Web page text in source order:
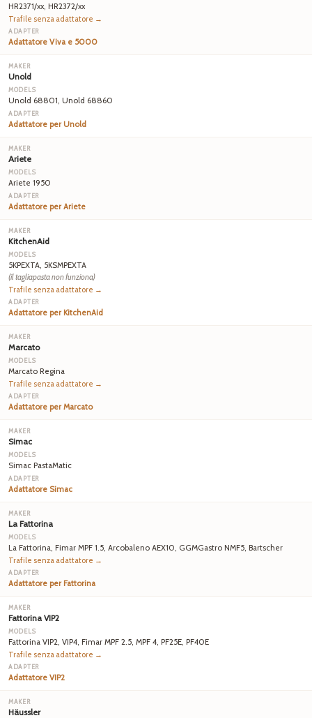
HR2371/xx, HR2372/xx
Trafile senza adattatore →
Adattatore Viva e 5000
Unold
Unold 68801, Unold 68860
Adattatore per Unold
Ariete
Ariete 1950
Adattatore per Ariete
KitchenAid
5KPEXTA, 5KSMPEXTA
(il tagliapasta non funziona)
Trafile senza adattatore →
Adattatore per KitchenAid
Marcato
Marcato Regina
Trafile senza adattatore →
Adattatore per Marcato
Simac
Simac PastaMatic
Adattatore Simac
La Fattorina
La Fattorina, Fimar MPF 1.5, Arcobaleno AEX10, GGMGastro NMF5, Bartscher
Trafile senza adattatore →
Adattatore per Fattorina
Fattorina VIP2
Fattorina VIP2, VIP4, Fimar MPF 2.5, MPF 4, PF25E, PF40E
Trafile senza adattatore →
Adattatore VIP2
Häussler